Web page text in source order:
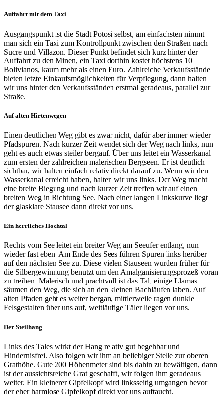
Auffahrt mit dem Taxi
Ausgangspunkt ist die Stadt Potosi selbst, am einfachsten nimmt
man sich ein Taxi zum Kontrollpunkt zwischen den Straßen nach
Sucre und Villazon. Dieser Punkt befindet sich kurz hinter der
Auffahrt zu den Minen, ein Taxi dorthin kostet höchstens 10
Bolivianos, kaum mehr als einen Euro. Zahlreiche Verkaufsstände
bieten letzte Einkaufsmöglichkeiten für Verpflegung, dann halten
wir uns hinter den Verkaufsständen erstmal geradeaus, parallel zur
Straße.
Auf alten Hirtenwegen
Einen deutlichen Weg gibt es zwar nicht, dafür aber immer wieder
Pfadspuren. Nach kurzer Zeit wendet sich der Weg nach links, nun
geht es auch etwas steiler bergauf. Über uns leitet ein Wasserkanal
zum ersten der zahlreichen malerischen Bergseen. Er ist deutlich
sichtbar, wir halten einfach relativ direkt darauf zu. Wenn wir den
Wasserkanal erreicht haben, halten wir uns links. Der Weg macht
eine breite Biegung und nach kurzer Zeit treffen wir auf einen
breiten Weg in Richtung See. Nach einer langen Linkskurve liegt
der glasklare Stausee dann direkt vor uns.
Ein herrliches Hochtal
Rechts vom See leitet ein breiter Weg am Seeufer entlang, nun
wieder fast eben. Am Ende des Sees führen Spuren links herüber
auf den nächsten See zu. Diese vielen Stauseen wurden früher für
die Silbergewinnung benutzt um den Amalganisierungsprozeß voran
zu treiben. Malerisch und prachtvoll ist das Tal, einige Llamas
säumen den Weg, die sich an den kleinen Bachläufen laben. Auf
alten Pfaden geht es weiter bergan, mittlerweile ragen dunkle
Felsgestalten über uns auf, weitläufige Täler liegen vor uns.
Der Steilhang
Links des Tales wirkt der Hang relativ gut begehbar und
Hindernisfrei. Also folgen wir ihm an beliebiger Stelle zur oberen
Grathöhe. Gute 200 Höhenmeter sind bis dahin zu bewältigen, dann
ist der aussichtsreiche Grat geschafft, wir folgen ihm geradeaus
weiter. Ein kleinerer Gipfelkopf wird linksseitig umgangen bevor
der eher harmlose Gipfelkopf direkt vor uns auftaucht.